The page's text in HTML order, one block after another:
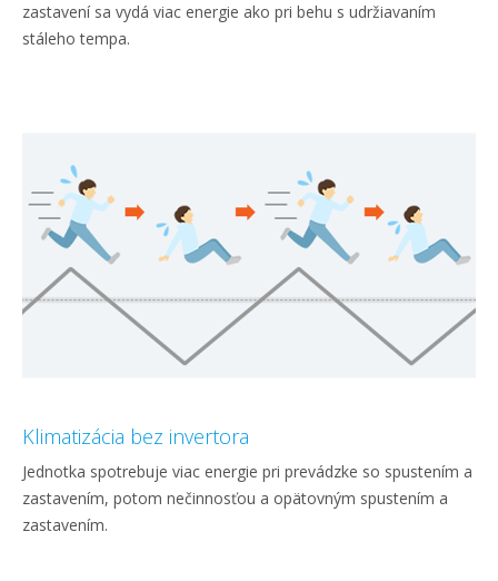
zastavení sa vydá viac energie ako pri behu s udržiavaním
stáleho tempa.
Klimatizácia bez invertora
Jednotka spotrebuje viac energie pri prevádzke so spustením a
zastavením, potom nečinnosťou a opätovným spustením a
zastavením.